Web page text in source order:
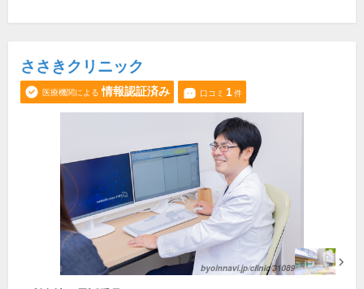
ささきクリニック
医療機関による 情報認証済み 口コミ 1件